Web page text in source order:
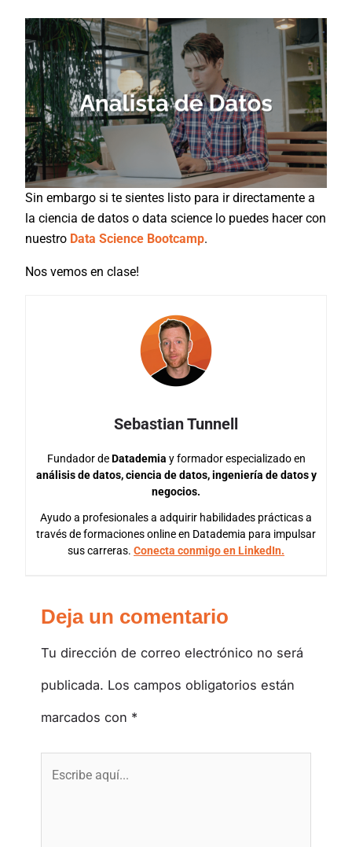
Sin embargo si te sientes listo para ir directamente a
la ciencia de datos o data science lo puedes hacer con
nuestro Data Science Bootcamp.
Nos vemos en clase!
Sebastian Tunnell
Fundador deDatademia y formador especializado en
análisis de datos, ciencia de datos, ingeniería de datos y
negocios.
Ayudo a profesionales a adquirir habilidades prácticas a
través de formaciones online en Datademia para impulsar
sus carreras. Conecta conmigo en LinkedIn.
Deja un comentario
Tu dirección de correo electrónico no será
publicada. Los campos obligatorios están
marcados con *